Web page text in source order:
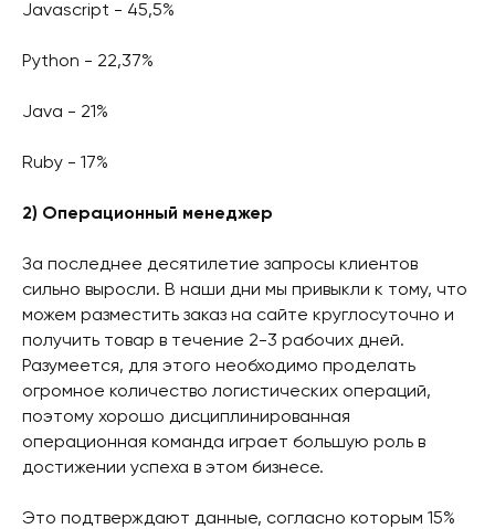
Javascript - 45,5%
Python - 22,37%
Java - 21%
Ruby - 17%
2) Операционный менеджер
За последнее десятилетие запросы клиентов
сильно выросли. В наши дни мы привыкли к тому, что
можем разместить заказ на сайте круглосуточно и
получить товар в течение 2-3 рабочих дней.
Разумеется, для этого необходимо проделать
огромное количество логистических операций,
поэтому хорошо дисциплинированная
операционная команда играет большую роль в
достижении успеха в этом бизнесе.
Это подтверждают данные, согласно которым 15%